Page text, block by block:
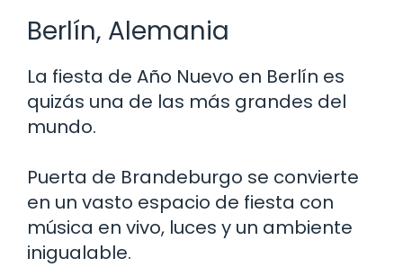
Berlín, Alemania
La fiesta de Año Nuevo en Berlín es
quizás una de las más grandes del
mundo.
Puerta de Brandeburgo se convierte
en un vasto espacio de fiesta con
música en vivo, luces y un ambiente
inigualable.